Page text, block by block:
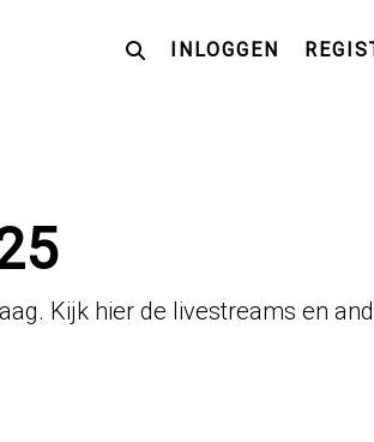
INLOGGEN
Kijk hier de livestreams en